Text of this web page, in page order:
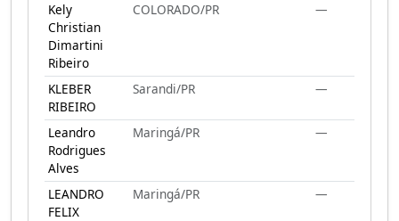
Kely
Christian
Dimartini
Ribeiro
COLORADO/PR —
KLEBER
RIBEIRO
Sarandi/PR —
Leandro
Rodrigues
Alves
Maringá/PR —
LEANDRO
FELIX
Maringá/PR —